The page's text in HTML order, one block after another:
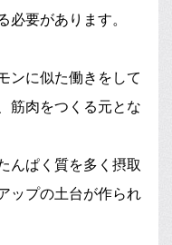
必要があります。
ンに似た働きをして
筋肉をつくる元とな
んぱく質を多く摂取
ップの土台が作られ